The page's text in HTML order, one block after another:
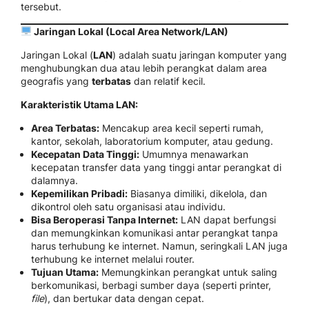
tersebut.
Jaringan Lokal (Local Area Network/LAN)
Jaringan Lokal (LAN) adalah suatu jaringan komputer yang
menghubungkan dua atau lebih perangkat dalam area
geografis yang terbatas dan relatif kecil.
Karakteristik Utama LAN:
Area Terbatas: Mencakup area kecil seperti rumah,
kantor, sekolah, laboratorium komputer, atau gedung.
Kecepatan Data Tinggi: Umumnya menawarkan
kecepatan transfer data yang tinggi antar perangkat di
dalamnya.
Kepemilikan Pribadi: Biasanya dimiliki, dikelola, dan
dikontrol oleh satu organisasi atau individu.
Bisa Beroperasi Tanpa Internet: LAN dapat berfungsi
dan memungkinkan komunikasi antar perangkat tanpa
harus terhubung ke internet. Namun, seringkali LAN juga
terhubung ke internet melalui router.
Tujuan Utama: Memungkinkan perangkat untuk saling
berkomunikasi, berbagi sumber daya (seperti printer,
file), dan bertukar data dengan cepat.